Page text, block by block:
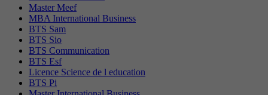
Master Meef
MBA International Business
BTS Sam
BTS Sio
BTS Communication
BTS Esf
Licence Science de l education
BTS Pi